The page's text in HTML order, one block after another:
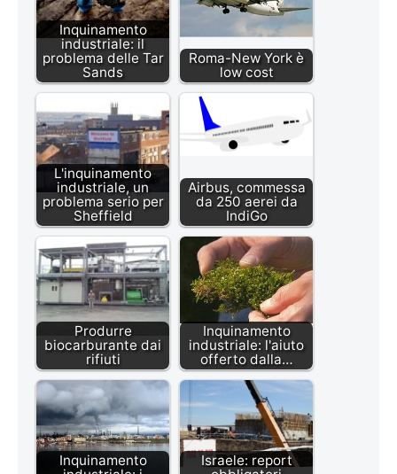
Inquinamento
industriale: il
problema delle Tar
Sands
Roma-New York è
low cost
L'inquinamento
industriale, un
problema serio per
Sheffield
Airbus, commessa
da 250 aerei da
IndiGo
Produrre
biocarburante dai
rifiuti
Inquinamento
industriale: l'aiuto
offerto dalla…
Inquinamento
Israele: report